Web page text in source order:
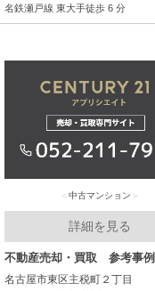
名鉄瀬戸線 東大手徒歩 6 分
中古マンション
詳細を見る
不動産売却・買取 参考事例
名古屋市東区主税町２丁目